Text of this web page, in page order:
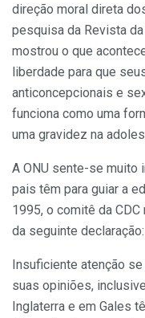
direção moral direta
pesquisa da Revista
mostrou o que
liberdade para que
anticoncepcionais e
funciona como uma
uma gravidez na
A ONU sente-se muito
pais têm para guiar a
1995, o comitê da
da seguinte declaração:
Insuficiente atenção
suas opiniões,
Inglaterra e em Gales